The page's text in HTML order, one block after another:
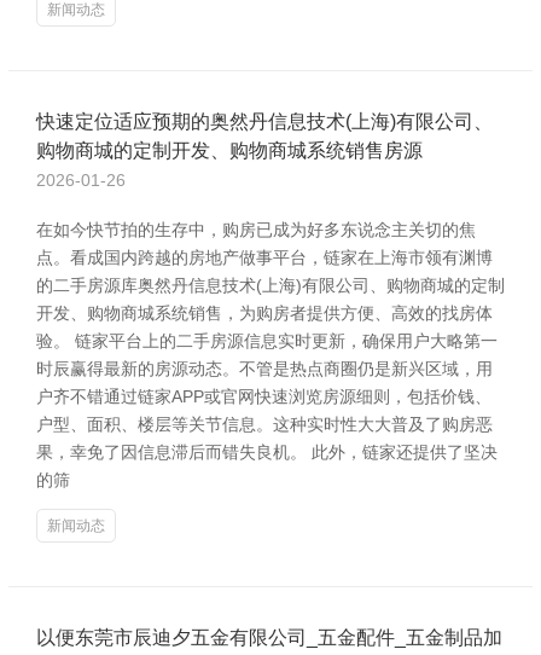
新闻动态
快速定位适应预期的奥然丹信息技术(上海)有限公司、
购物商城的定制开发、购物商城系统销售房源
2026-01-26
在如今快节拍的生存中，购房已成为好多东说念主关切的焦
点。看成国内跨越的房地产做事平台，链家在上海市领有渊博
的二手房源库奥然丹信息技术(上海)有限公司、购物商城的定制
开发、购物商城系统销售，为购房者提供方便、高效的找房体
验。 链家平台上的二手房源信息实时更新，确保用户大略第一
时辰赢得最新的房源动态。不管是热点商圈仍是新兴区域，用
户齐不错通过链家APP或官网快速浏览房源细则，包括价钱、
户型、面积、楼层等关节信息。这种实时性大大普及了购房恶
果，幸免了因信息滞后而错失良机。 此外，链家还提供了坚决
的筛
新闻动态
以便东莞市辰迪夕五金有限公司_五金配件_五金制品加